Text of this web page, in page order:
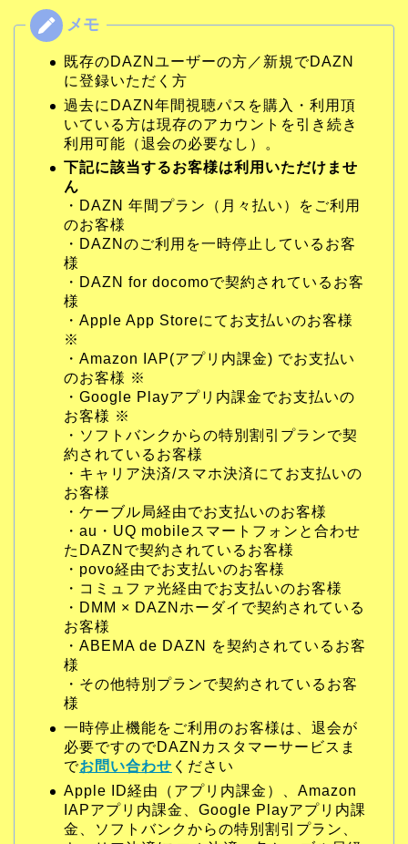
既存のDAZNユーザーの方／新規でDAZN
に登録いただく方
過去にDAZN年間視聴パスを購入・利用頂
いている方は現存のアカウントを引き続き
利用可能（退会の必要なし）。
下記に該当するお客様は利用いただけませ
ん
・DAZN 年間プラン（月々払い）をご利用
のお客様
・DAZNのご利用を一時停止しているお客
様
・DAZN for docomoで契約されているお客
様
・Apple App Storeにてお支払いのお客様
※
・Amazon IAP(アプリ内課金) でお支払い
のお客様 ※
・Google Playアプリ内課金でお支払いの
お客様 ※
・ソフトバンクからの特別割引プランで契
約されているお客様
・キャリア決済/スマホ決済にてお支払いの
お客様
・ケーブル局経由でお支払いのお客様
・au・UQ mobileスマートフォンと合わせ
たDAZNで契約されているお客様
・povo経由でお支払いのお客様
・コミュファ光経由でお支払いのお客様
・DMM × DAZNホーダイで契約されている
お客様
・ABEMA de DAZN を契約されているお客
様
・その他特別プランで契約されているお客
様
一時停止機能をご利用のお客様は、退会が
必要ですのでDAZNカスタマーサービスま
でお問い合わせ ください
Apple ID経由（アプリ内課金）、Amazon
IAPアプリ内課金、Google Playアプリ内課
金、ソフトバンクからの特別割引プラン、